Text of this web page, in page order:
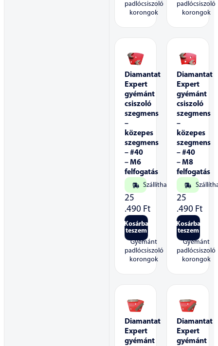
padlócsiszoló
korongok
padlócsiszoló
korongok
Diamantat
Expert
gyémánt
csiszoló
szegmens
–
közepes
szegmens
– #40
– M6
felfogatás
Szállítható
25
.490 Ft
Kosárba
teszem
Gyémánt
padlócsiszoló
korongok
Diamantat
Expert
gyémánt
csiszoló
szegmens
–
közepes
szegmens
– #40
– M8
felfogatás
25
.490 Ft
Kosárba
teszem
Gyémánt
padlócsiszoló
korongok
Diamantat
Expert
gyémánt
Diamantat
Expert
gyémánt